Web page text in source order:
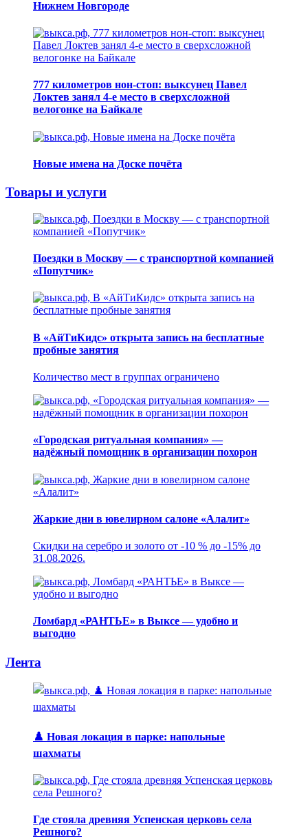
Нижнем Новгороде
777 километров нон-стоп: выксунец Павел
Локтев занял 4-е место в сверхсложной
велогонке на Байкале
Новые имена на Доске почёта
Товары и услуги
Поездки в Москву — с транспортной компанией
«Попутчик»
В «АйТиКидс» открыта запись на бесплатные
пробные занятия
Количество мест в группах ограничено
«Городская ритуальная компания» —
надёжный помощник в организации похорон
Жаркие дни в ювелирном салоне «Алалит»
Скидки на серебро и золото от -10 % до -15% до
31.08.2026.
Ломбард «РАНТЬЕ» в Выксе — удобно и
выгодно
Лента
♟️ Новая локация в парке: напольные
шахматы
Где стояла древняя Успенская церковь села
Решного?